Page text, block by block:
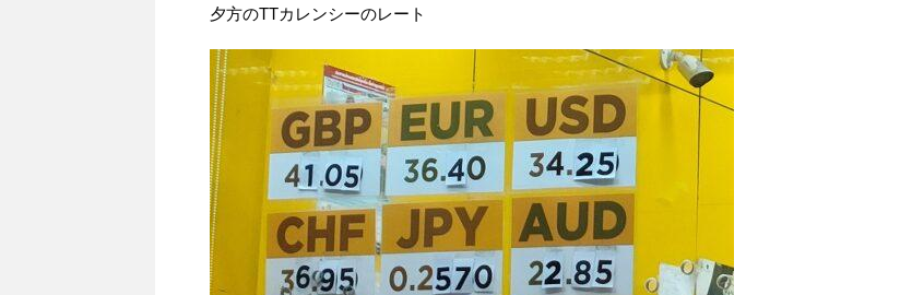
夕方のTTカレンシーのレート